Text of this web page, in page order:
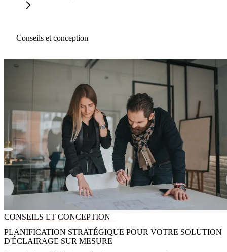
Conseils et conception
CONSEILS ET CONCEPTION
PLANIFICATION STRATÉGIQUE POUR VOTRE SOLUTION
D'ÉCLAIRAGE SUR MESURE